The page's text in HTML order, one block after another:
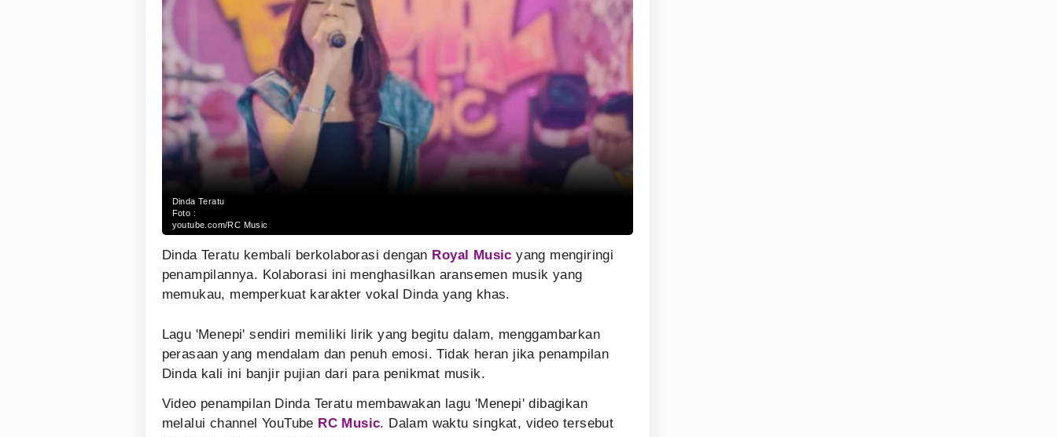
Dinda Teratu
Foto :
youtube.com/RC Music
Dinda Teratu kembali berkolaborasi dengan Royal Music yang mengiringi
penampilannya. Kolaborasi ini menghasilkan aransemen musik yang
memukau, memperkuat karakter vokal Dinda yang khas.
Lagu 'Menepi' sendiri memiliki lirik yang begitu dalam, menggambarkan
perasaan yang mendalam dan penuh emosi. Tidak heran jika penampilan
Dinda kali ini banjir pujian dari para penikmat musik.
Video penampilan Dinda Teratu membawakan lagu 'Menepi' dibagikan
melalui channel YouTube RC Music. Dalam waktu singkat, video tersebut